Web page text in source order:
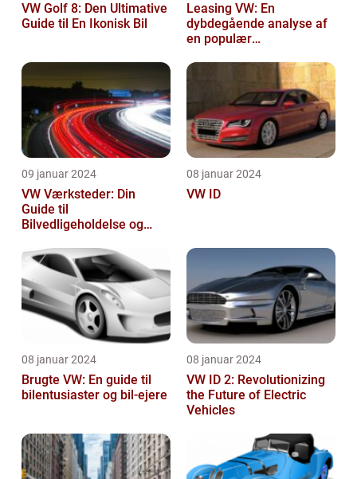
VW Golf 8: Den Ultimative
Guide til En Ikonisk Bil
Leasing VW: En
dybdegående analyse af
en populær
09 januar 2024
VW Værksteder: Din
Guide til
Bilvedligeholdelse og
08 januar 2024
VW ID
08 januar 2024
Brugte VW: En guide til
bilentusiaster og bil-ejere
08 januar 2024
VW ID 2: Revolutionizing
the Future of Electric
Vehicles